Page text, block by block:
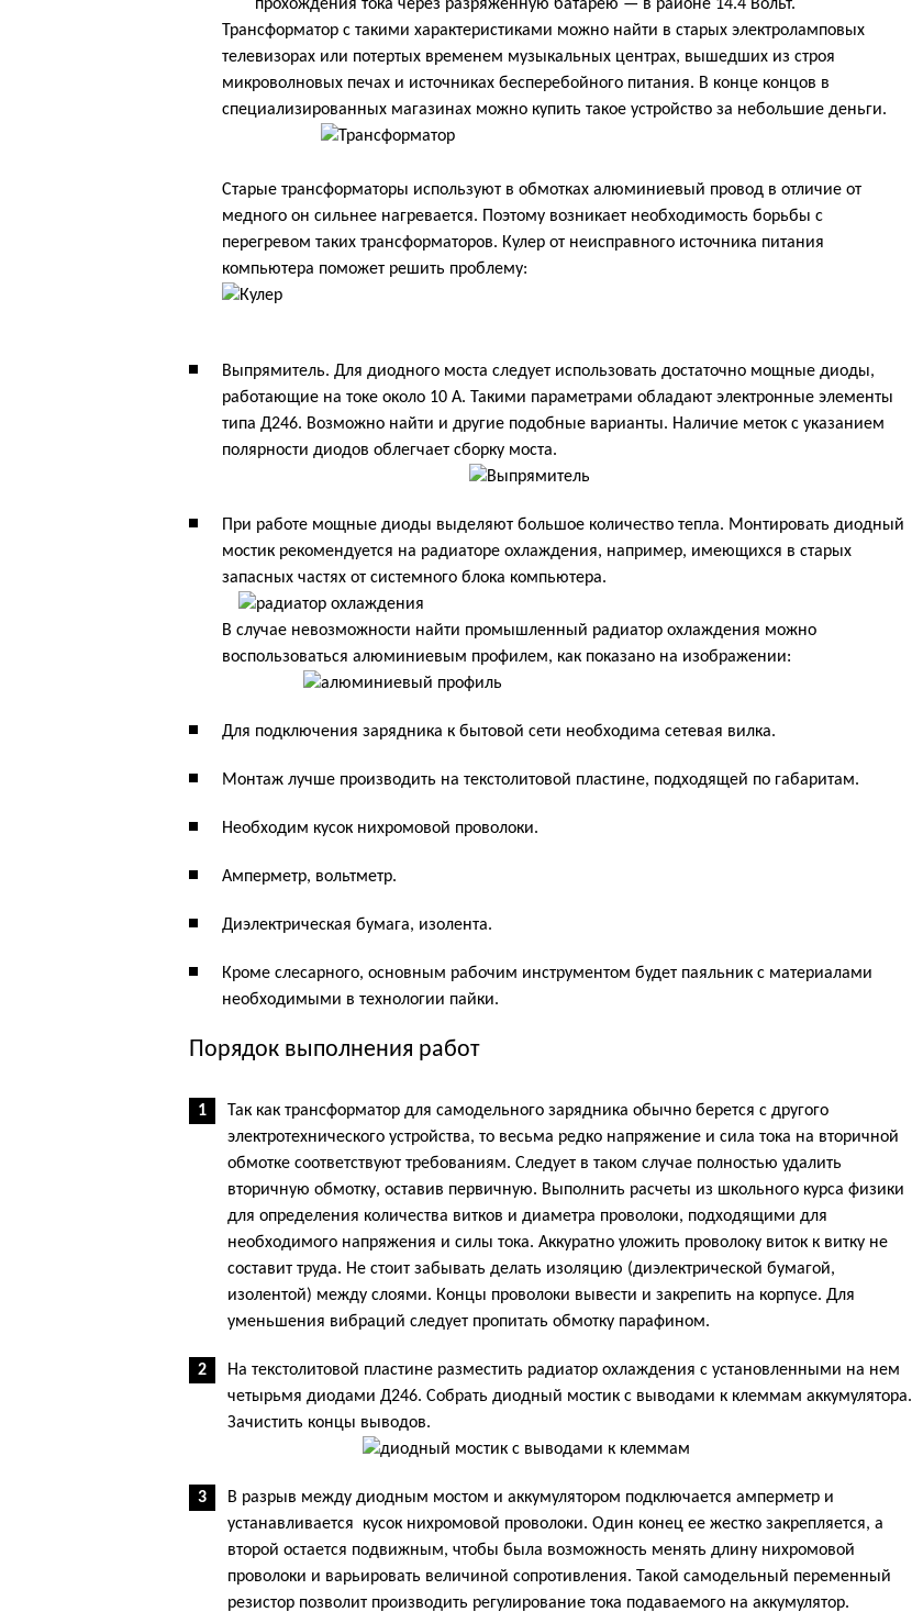
прохождения тока через разряженную батарею — в районе 14.4 Вольт.
Трансформатор с такими характеристиками можно найти в старых электроламповых
телевизорах или потертых временем музыкальных центрах, вышедших из строя
микроволновых печах и источниках бесперебойного питания. В конце концов в
специализированных магазинах можно купить такое устройство за небольшие деньги.
Старые трансформаторы используют в обмотках алюминиевый провод в отличие от
медного он сильнее нагревается. Поэтому возникает необходимость борьбы с
перегревом таких трансформаторов. Кулер от неисправного источника питания
компьютера поможет решить проблему:
Выпрямитель. Для диодного моста следует использовать достаточно мощные диоды,
работающие на токе около 10 А. Такими параметрами обладают электронные элементы
типа Д246. Возможно найти и другие подобные варианты. Наличие меток с указанием
полярности диодов облегчает сборку моста.
При работе мощные диоды выделяют большое количество тепла. Монтировать диодный
мостик рекомендуется на радиаторе охлаждения, например, имеющихся в старых
запасных частях от системного блока компьютера.
В случае невозможности найти промышленный радиатор охлаждения можно
воспользоваться алюминиевым профилем, как показано на изображении:
Для подключения зарядника к бытовой сети необходима сетевая вилка.
Монтаж лучше производить на текстолитовой пластине, подходящей по габаритам.
Необходим кусок нихромовой проволоки.
Амперметр, вольтметр.
Диэлектрическая бумага, изолента.
Кроме слесарного, основным рабочим инструментом будет паяльник с материалами
необходимыми в технологии пайки.
Порядок выполнения работ
Так как трансформатор для самодельного зарядника обычно берется с другого
электротехнического устройства, то весьма редко напряжение и сила тока на вторичной
обмотке соответствуют требованиям. Следует в таком случае полностью удалить
вторичную обмотку, оставив первичную. Выполнить расчеты из школьного курса физики
для определения количества витков и диаметра проволоки, подходящими для
необходимого напряжения и силы тока. Аккуратно уложить проволоку виток к витку не
составит труда. Не стоит забывать делать изоляцию (диэлектрической бумагой,
изолентой) между слоями. Концы проволоки вывести и закрепить на корпусе. Для
уменьшения вибраций следует пропитать обмотку парафином.
На текстолитовой пластине разместить радиатор охлаждения с установленными на нем
четырьмя диодами Д246. Собрать диодный мостик с выводами к клеммам аккумулятора.
Зачистить концы выводов.
В разрыв между диодным мостом и аккумулятором подключается амперметр и
устанавливается кусок нихромовой проволоки. Один конец ее жестко закрепляется, а
второй остается подвижным, чтобы была возможность менять длину нихромовой
проволоки и варьировать величиной сопротивления. Такой самодельный переменный
резистор позволит производить регулирование тока подаваемого на аккумулятор.